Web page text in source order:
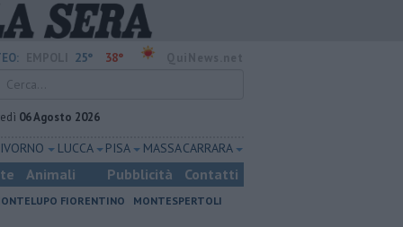
25° 38°
06 Agosto 2026
LUCCA PISA MASSA CARRARA
Animali Pubblicità Contatti
FIORENTINO
MONTESPERTOLI